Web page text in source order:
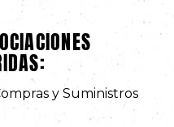
y Suministros